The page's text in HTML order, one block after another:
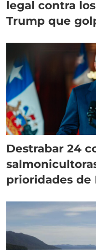
legal contra
Trump que
Destrabar 24
prioridades de